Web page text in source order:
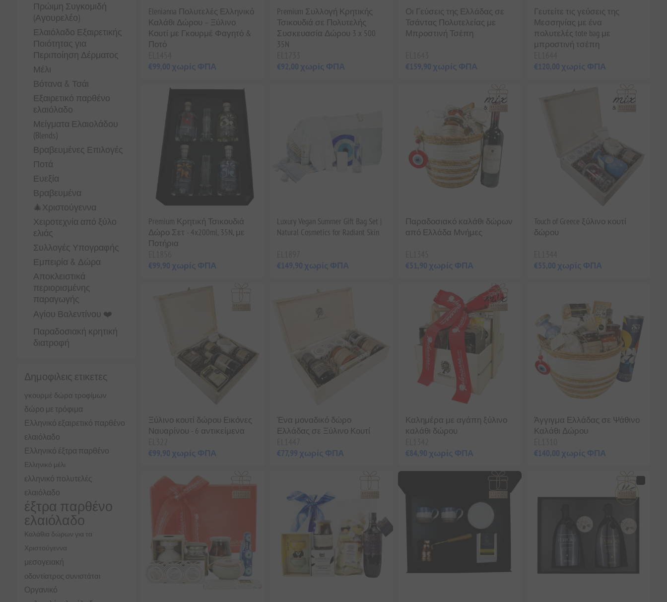
Πρώιμη Συγκομιδή
(Αγουρελέο)
Ελαιόλαδο Εξαιρετικής
Ποιότητας για
Περιποίηση Δέρματος
Μέλι
Βότανα & Τσάι
Εξαιρετικό παρθένο
ελαιόλαδο
Μείγματα Ελαιολάδου
(Blends)
Βραβευμένες Επιλογές
Ποτά
Ευεξία
Βραβευμένα
🎄Χριστούγεννα
Χειροτεχνία από ξύλο
ελιάς
Συλλογές Υπογραφής
Εμπειρία & Δώρα
Αποκλειστικά
περιορισμένης
παραγωγής
Αγίου Βαλεντίνου ❤️
Παραδοσιακή κρητική
διατροφή
Δημοφιλεις ετικετες
γκουρμέ δώρα τροφίμων
δώρο με τρόφιμα
Ελληνικό εξαιρετικό παρθένο
ελαιόλαδο
Ελληνικό έξτρα παρθένο
Ελληνικό μέλι
ελληνικό πολυτελές
ελαιόλαδο
έξτρα παρθένο
ελαιόλαδο
Καλάθια δώρων για τα
Χριστούγεννα
μεσογειακή
οδοντίατρος συνιστάται
Οργανικό
Elenianna Πολυτελές Ελληνικό
Καλάθι Δώρου – Ξύλινο
Κουτί με Γκουρμέ Φαγητό &
Ποτό
€99,00 χωρίς ΦΠΑ
Premium Συλλογή Κρητικής
Τσικουδιά σε Πολυτελής
Συσκευασία Δώρου 3 x 500
35N
€92,00 χωρίς ΦΠΑ
Οι Γεύσεις της Ελλάδας σε
Τσάντας Πολυτελείας με
Μπροστινή Τσέπη
€159,90 χωρίς ΦΠΑ
Γευτείτε τις γεύσεις της
Μεσσηνίας με ένα
πολυτελές tote bag με
μπροστινή τσέπη
€120,00 χωρίς ΦΠΑ
Premium Κρητική Τσικουδιά
Δώρο Σετ - 4x200ml, 35N, με
Ποτήρια
€99,90 χωρίς ΦΠΑ
Luxury Vegan Summer Gift Bag Set |
Natural Cosmetics for Radiant Skin
€149,90 χωρίς ΦΠΑ
Παραδοσιακό καλάθι δώρων
από Ελλάδα Μνήμες
€51,90 χωρίς ΦΠΑ
Touch of Greece ξύλινο κουτί
δώρου
€55,00 χωρίς ΦΠΑ
Ξύλινο κουτί δώρου Εικόνες
Ναυαρίνου - 6 αντικείμενα
€99,90 χωρίς ΦΠΑ
Ένα μοναδικό δώρο
Ελλάδας σε Ξύλινο Κουτί
€77,99 χωρίς ΦΠΑ
Καλημέρα με αγάπη ξύλινο
καλάθι δώρου
€84,90 χωρίς ΦΠΑ
Άγγιγμα Ελλάδας σε Ψάθινο
Καλάθι Δώρου
€140,00 χωρίς ΦΠΑ